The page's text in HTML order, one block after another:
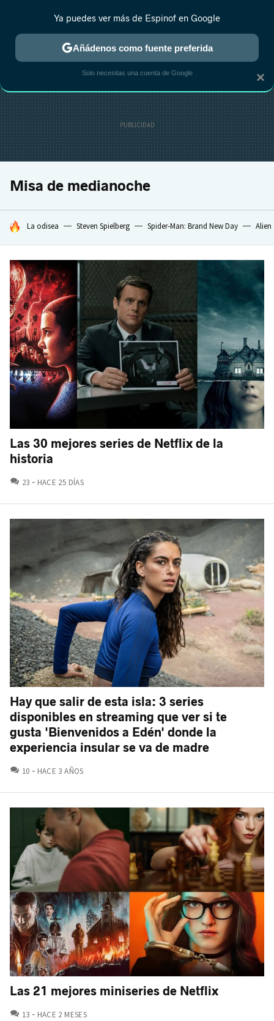
ESTRENOS REALITY ANIME RANKINGS CINE
Misa de medianoche
HOY SE HABLA DE
La odisea Steven Spielberg Spider-Man: Brand New Day Alien
Las 30 mejores series de Netflix de la
historia
23 COMENTARIOS
HACE 25 DÍAS
Hay que salir de esta isla: 3 series
disponibles en streaming que ver si te
gusta 'Bienvenidos a Edén' donde la
experiencia insular se va de madre
10 COMENTARIOS
HACE 3 AÑOS
Las 21 mejores miniseries de Netflix
13 COMENTARIOS
HACE 2 MESES
×
Ya puedes ver más de Espinof en Google
Añádenos como fuente preferida
Solo necesitas una cuenta de Google